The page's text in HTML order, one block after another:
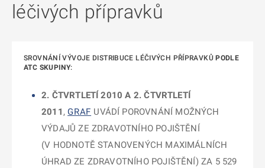
léčivých přípravků
SROVNÁNÍ VÝVOJE DISTRIBUCE LÉČIVÝCH PŘÍPRAVKŮ PODLE
ATC SKUPINY:
2. ČTVRTLETÍ 2010 A 2. ČTVRTLETÍ
2011 , GRAF UVÁDÍ POROVNÁNÍ MOŽNÝCH
VÝDAJŮ ZE ZDRAVOTNÍHO POJIŠTĚNÍ
(V HODNOTĚ STANOVENÝCH MAXIMÁLNÍCH
ÚHRAD ZE ZDRAVOTNÍHO POJIŠTĚNÍ) ZA 5 529